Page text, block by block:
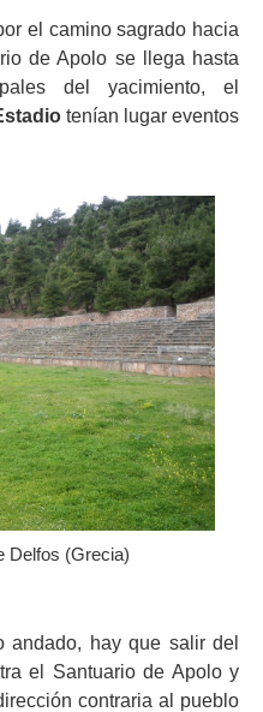
el camino sagrado hacia
de Apolo se llega hasta
del yacimiento, el
tenían lugar eventos
Delfos (Grecia)
andado, hay que salir del
el Santuario de Apolo y
contraria al pueblo